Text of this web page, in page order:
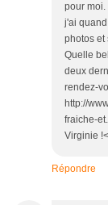
pour moi.
j'ai
photos et
Quelle
deux
rendez-
http://
fraiche-
Virginie
Répondre